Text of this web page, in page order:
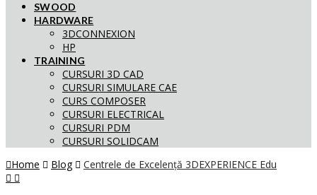
SWOOD
HARDWARE
3DCONNEXION
HP
TRAINING
CURSURI 3D CAD
CURSURI SIMULARE CAE
CURS COMPOSER
CURSURI ELECTRICAL
CURSURI PDM
CURSURI SOLIDCAM
Home
Blog Centrele de Excelență 3DEXPERIENCE Edu